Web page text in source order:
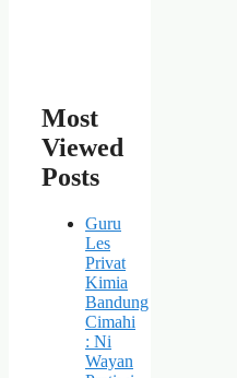
Most
Viewed
Posts
Guru
Les
Privat
Kimia
Bandung
Cimahi
: Ni
Wayan